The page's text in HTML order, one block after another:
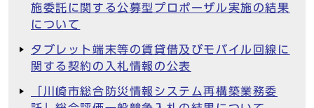
施委託に関する公募型プロポーザル実施の結果
について
タブレット端末等の賃貸借及びモバイル回線に
関する契約の入札情報の公表
「川崎市総合防災情報システム再構築業務委